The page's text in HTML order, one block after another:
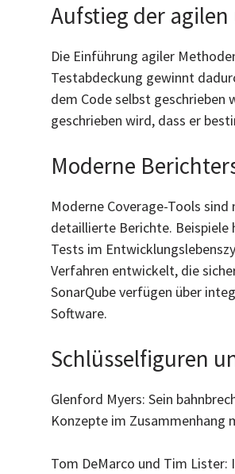
Aufstieg der
Die Einführung agiler
Testabdeckung gewinnt
dem Code selbst geschrieben
geschrieben wird, dass er
Moderne
Moderne Coverage-Tools
detaillierte Berichte. Beispiele
Tests im
Verfahren entwickelt, die
SonarQube verfügen über
Software.
Schlüsselfiguren
Glenford Myers: Sein
Konzepte im Zusammenhang
Tom DeMarco und Tim Lister: